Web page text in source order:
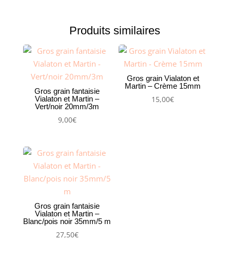
Produits similaires
Gros grain fantaisie
Vialaton et Martin –
Vert/noir 20mm/3m
9,00€
Gros grain Vialaton et
Martin – Crème 15mm
15,00€
Gros grain fantaisie
Vialaton et Martin –
Blanc/pois noir 35mm/5 m
27,50€